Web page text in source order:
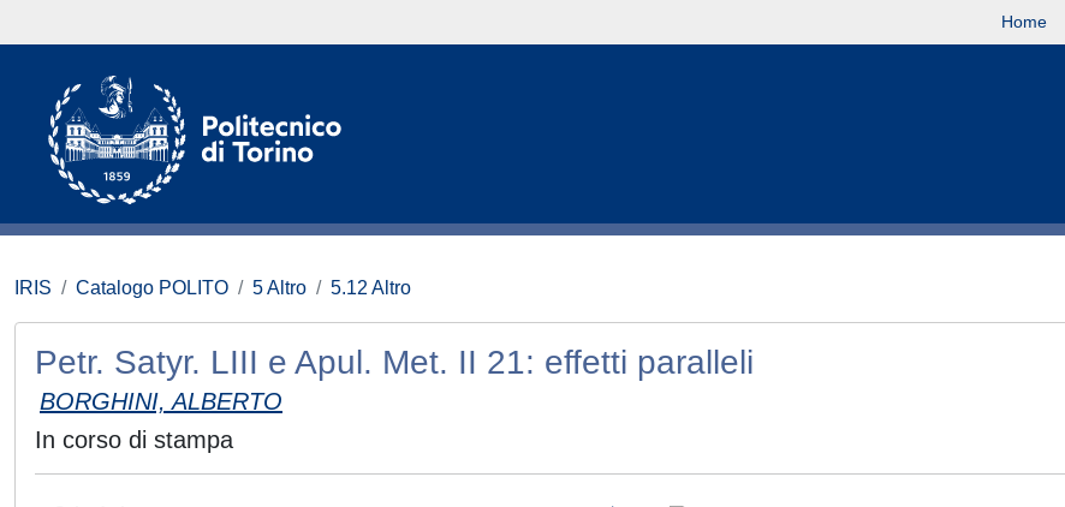
Home
IRIS Catalogo POLITO 5 Altro 5.12 Altro
Petr. Satyr. LIII e Apul. Met. II 21: effetti paralleli
BORGHINI, ALBERTO
In corso di stampa